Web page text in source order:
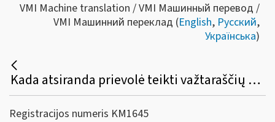
VMI Machine translation / VMI Машинный перевод /
VMI Машинний переклад (English, Русский,
Українська)
Kada atsiranda prievolė teikti važtaraščių duomenis, jeigu bendra atlygio suma už vykdant ekonominę veiklą šalies teritorijoje patiektas prekes ir / arba suteiktas paslaugas per metus (paskutiniuosius 12 mėn.) viršijo 45 000 Eur sumą?
Registracijos numeris KM1645